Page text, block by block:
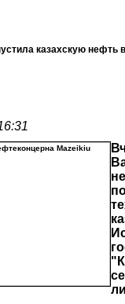
казахскую нефть